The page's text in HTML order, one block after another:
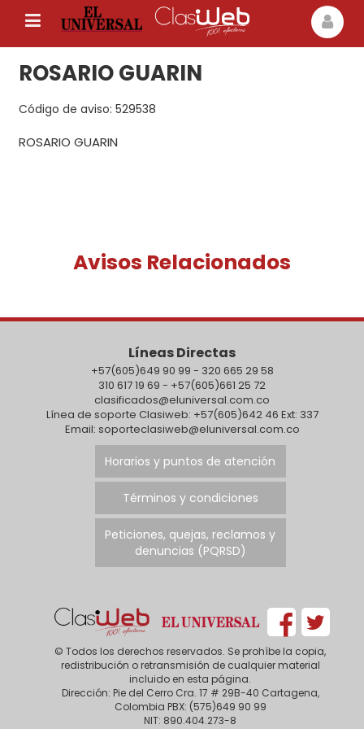
ROSARIO GUARIN
Código de aviso: 529538
ROSARIO GUARIN
Avisos Relacionados
Líneas Directas
+57(605)649 90 99 - 320 665 29 58
310 617 19 69 - +57(605)661 25 72
clasificados@eluniversal.com.co
Línea de soporte Clasiweb: +57(605)642 46 Ext: 337
Email: soporteclasiweb@eluniversal.com.co
Horarios y puntos de atención
Términos y condiciones
Peticiones, quejas, reclamos y
denuncias (PQRSD)
© Todos los derechos reservados. Se prohíbe la copia,
redistribución o retransmisión de cualquier material
incluido en esta página.
Dirección: Pie del Cerro Cra. 17 # 29B-40 Cartagena,
Colombia PBX: (575)649 90 99
NIT: 890.404.273-8